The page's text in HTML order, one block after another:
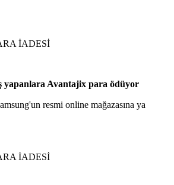
İADESİ
yapanlara Avantajix para ödüyor
resmi online mağazasına ya
İADESİ